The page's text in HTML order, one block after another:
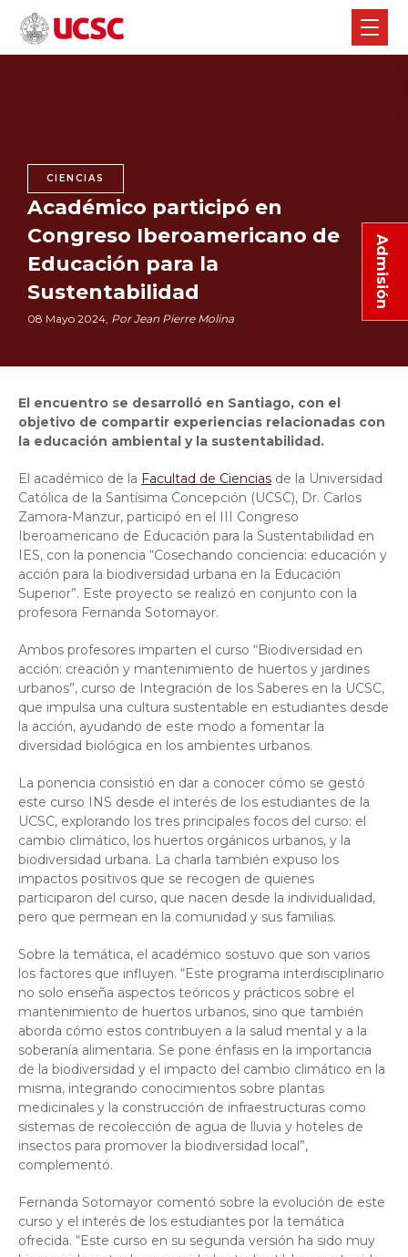
Admisión
CIENCIAS
Académico participó en
Congreso Iberoamericano de
Educación para la
Sustentabilidad
08 Mayo 2024, Por Jean Pierre Molina
El encuentro se desarrolló en Santiago, con el
objetivo de compartir experiencias relacionadas con
la educación ambiental y la sustentabilidad.
El académico de la Facultad de Ciencias de la Universidad
Católica de la Santísima Concepción (UCSC), Dr. Carlos
Zamora-Manzur, participó en el III Congreso
Iberoamericano de Educación para la Sustentabilidad en
IES, con la ponencia “Cosechando conciencia: educación y
acción para la biodiversidad urbana en la Educación
Superior”. Este proyecto se realizó en conjunto con la
profesora Fernanda Sotomayor.
Ambos profesores imparten el curso “Biodiversidad en
acción: creación y mantenimiento de huertos y jardines
urbanos”, curso de Integración de los Saberes en la UCSC,
que impulsa una cultura sustentable en estudiantes desde
la acción, ayudando de este modo a fomentar la
diversidad biológica en los ambientes urbanos.
La ponencia consistió en dar a conocer cómo se gestó
este curso INS desde el interés de los estudiantes de la
UCSC, explorando los tres principales focos del curso: el
cambio climático, los huertos orgánicos urbanos, y la
biodiversidad urbana. La charla también expuso los
impactos positivos que se recogen de quienes
participaron del curso, que nacen desde la individualidad,
pero que permean en la comunidad y sus familias.
Sobre la temática, el académico sostuvo que son varios
los factores que influyen. “Este programa interdisciplinario
no solo enseña aspectos teóricos y prácticos sobre el
mantenimiento de huertos urbanos, sino que también
aborda cómo estos contribuyen a la salud mental y a la
soberanía alimentaria. Se pone énfasis en la importancia
de la biodiversidad y el impacto del cambio climático en la
misma, integrando conocimientos sobre plantas
medicinales y la construcción de infraestructuras como
sistemas de recolección de agua de lluvia y hoteles de
insectos para promover la biodiversidad local”,
complementó.
Fernanda Sotomayor comentó sobre la evolución de este
curso y el interés de los estudiantes por la temática
ofrecida. “Este curso en su segunda versión ha sido muy